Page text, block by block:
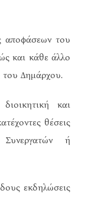
του
και κάθε άλλο
του Δημάρχου.
και
θέσεις
ή
εκδηλώσεις